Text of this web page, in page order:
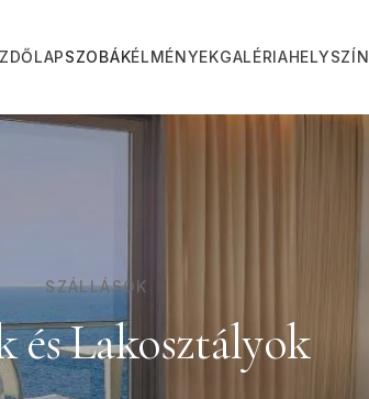
SZOBÁKÉLMÉNYEKGALÉRIAHELYSZÍN
SZÁLLÁSOK
és Lakosztályok